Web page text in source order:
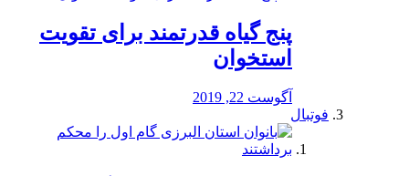
پنج گیاه قدرتمند برای تقویت
استخوان
آگوست 22, 2019
فوتبال